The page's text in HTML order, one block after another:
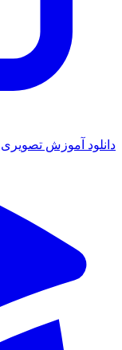
آموزش تصویری به